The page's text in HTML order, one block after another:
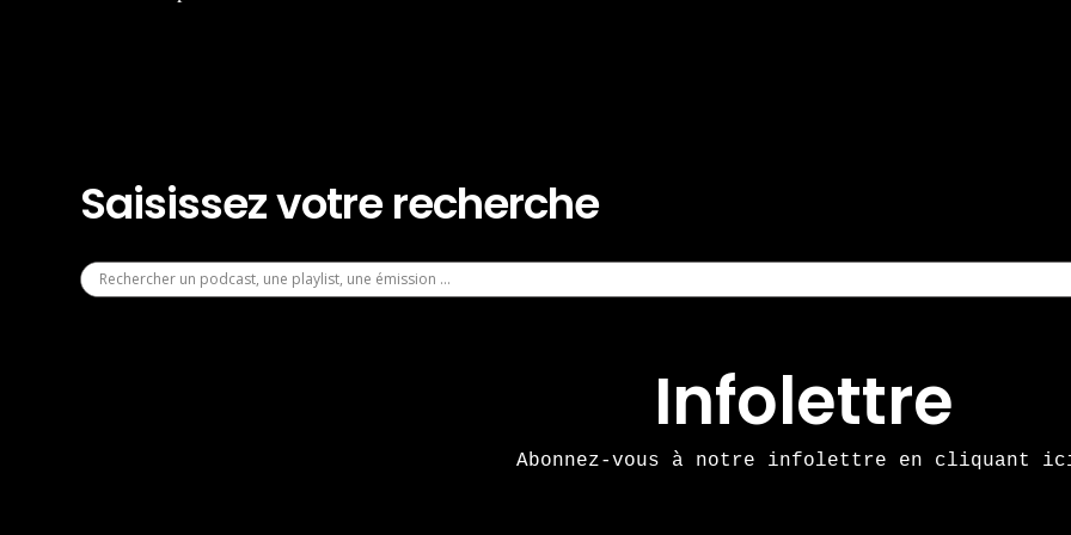
Saisissez votre recherche
Infolettre
Abonnez-vous à notre infolettre en cliquant